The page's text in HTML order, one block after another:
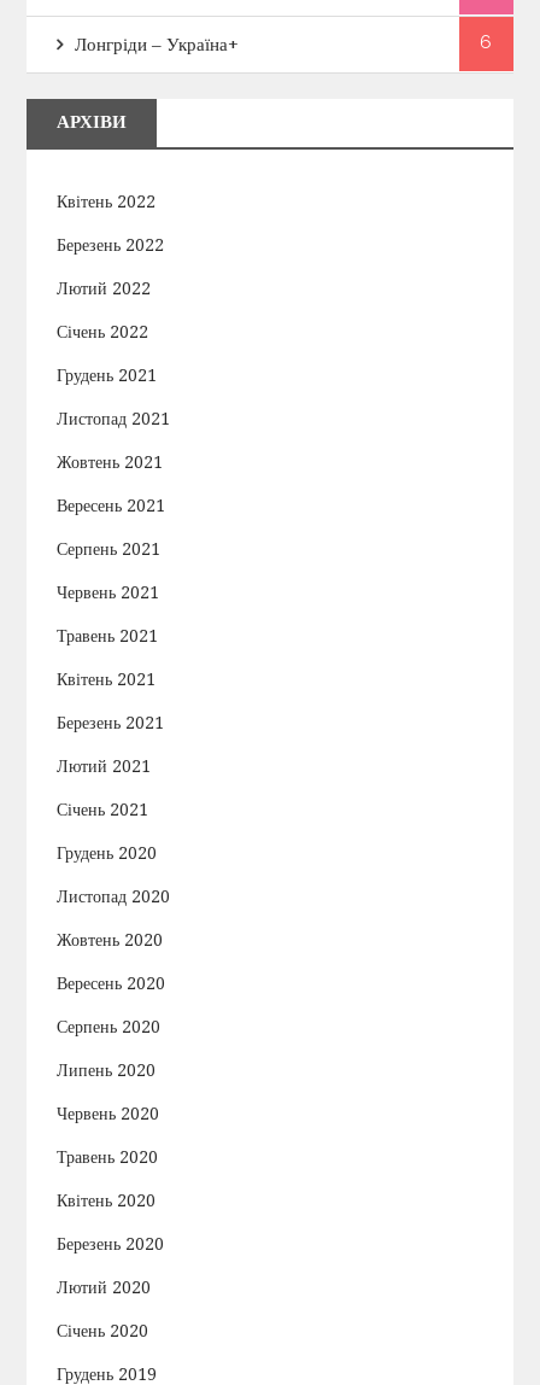
Лонгріди – Україна+ 6
АРХІВИ
Квітень 2022
Березень 2022
Лютий 2022
Січень 2022
Грудень 2021
Листопад 2021
Жовтень 2021
Вересень 2021
Серпень 2021
Червень 2021
Травень 2021
Квітень 2021
Березень 2021
Лютий 2021
Січень 2021
Грудень 2020
Листопад 2020
Жовтень 2020
Вересень 2020
Серпень 2020
Липень 2020
Червень 2020
Травень 2020
Квітень 2020
Березень 2020
Лютий 2020
Січень 2020
Грудень 2019